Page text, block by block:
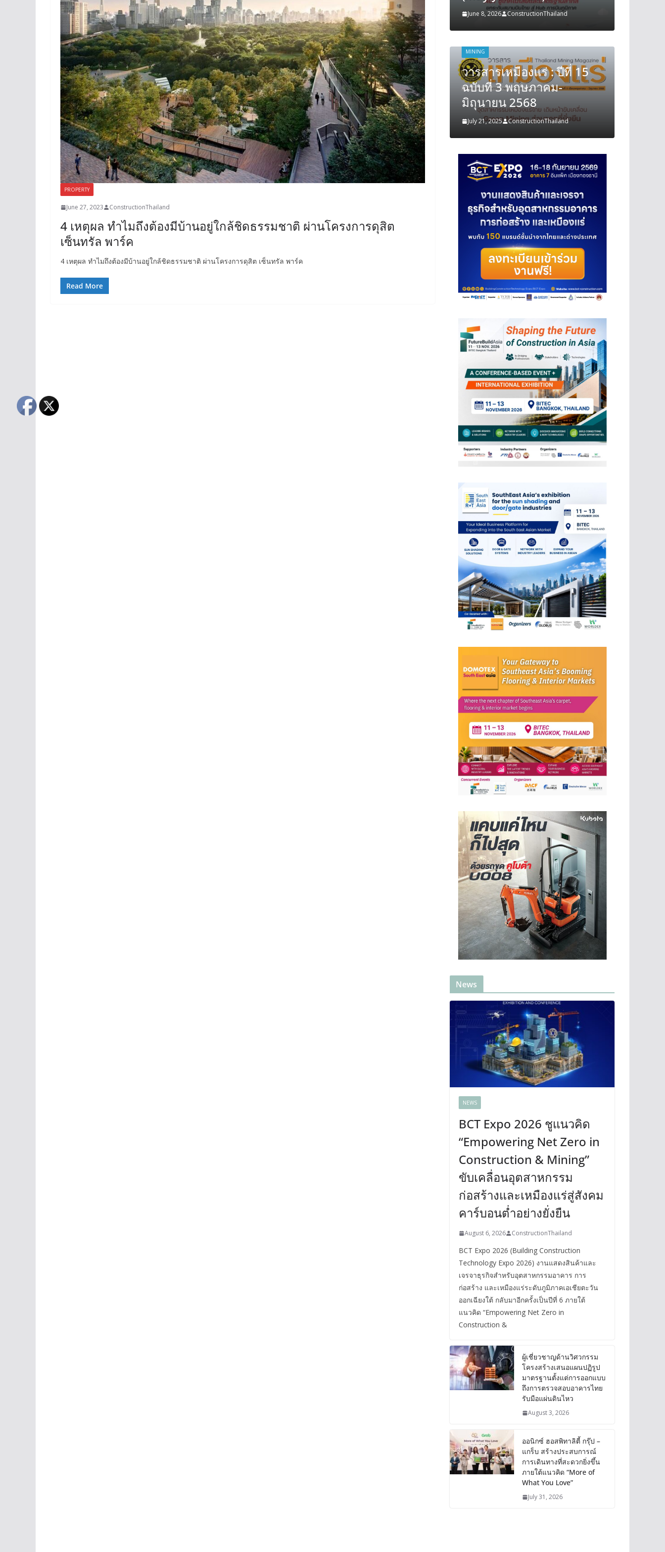
PROPERTY
June 27, 2023 ConstructionThailand
4 เหตุผล ทำไมถึงต้องมีบ้านอยู่ใกล้ชิดธรรมชาติ ผ่านโครงการดุสิต
เซ็นทรัล พาร์ค
4 เหตุผล ทำไมถึงต้องมีบ้านอยู่ใกล้ชิดธรรมชาติ ผ่านโครงการดุสิต เซ็นทรัล พาร์ค
Read More
June 8, 2026 ConstructionThailand June 8, 2026 ConstructionThailand
MINING
วารสารเหมืองแร่ : ปีที่ 15
ฉบับที่ 3 พฤษภาคม-
มิถุนายน 2568
July 21, 2025 ConstructionThailand
MINING
วารสารเหมืองแร่ : ปีที่ 15
ฉบับที่ 3 พฤษภาคม-
มิถุนายน 2568
July 21, 2025 ConstructionThailand
News
NEWS
BCT Expo 2026 ชูแนวคิด
“Empowering Net Zero in
Construction & Mining”
ขับเคลื่อนอุตสาหกรรม
ก่อสร้างและเหมืองแร่สู่สังคม
คาร์บอนต่ำอย่างยั่งยืน
August 6, 2026 ConstructionThailand
BCT Expo 2026 (Building Construction
Technology Expo 2026) งานแสดงสินค้าและ
เจรจาธุรกิจสำหรับอุตสาหกรรมอาคาร การ
ก่อสร้าง และเหมืองแร่ระดับภูมิภาคเอเชียตะวัน
ออกเฉียงใต้ กลับมาอีกครั้งเป็นปีที่ 6 ภายใต้
แนวคิด “Empowering Net Zero in
Construction &
ผู้เชี่ยวชาญด้านวิศวกรรม
โครงสร้างเสนอแผนปฏิรูป
มาตรฐานตั้งแต่การออกแบบ
ถึงการตรวจสอบอาคารไทย
รับมือแผ่นดินไหว
August 3, 2026
ออนิกซ์ ฮอสพิทาลิตี้ กรุ๊ป –
แกร็บ สร้างประสบการณ์
การเดินทางที่สะดวกยิ่งขึ้น
ภายใต้แนวคิด “More of
What You Love”
July 31, 2026